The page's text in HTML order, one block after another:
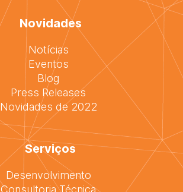
Novidades
Notícias
Eventos
Blog
Press Releases
Novidades de 2022
Serviços
Desenvolvimento
Consultoria Técnica